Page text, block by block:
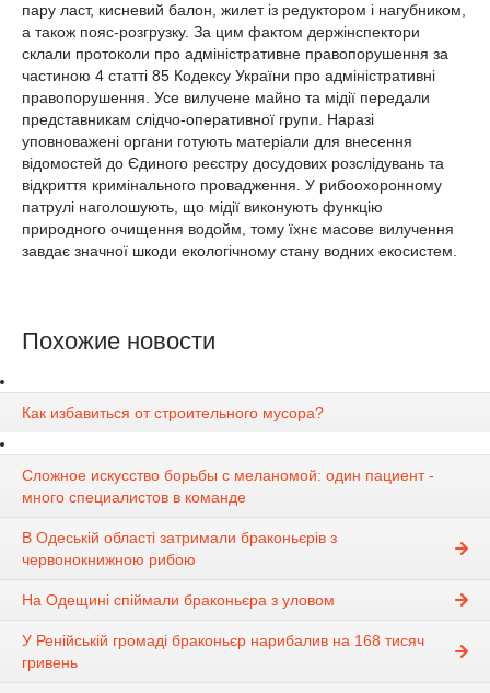
пару ласт, кисневий балон, жилет із редуктором і нагубником,
а також пояс-розгрузку. За цим фактом держінспектори
склали протоколи про адміністративне правопорушення за
частиною 4 статті 85 Кодексу України про адміністративні
правопорушення. Усе вилучене майно та мідії передали
представникам слідчо-оперативної групи. Наразі
уповноважені органи готують матеріали для внесення
відомостей до Єдиного реєстру досудових розслідувань та
відкриття кримінального провадження. У рибоохоронному
патрулі наголошують, що мідії виконують функцію
природного очищення водойм, тому їхнє масове вилучення
завдає значної шкоди екологічному стану водних екосистем.
Похожие новости
Как избавиться от строительного мусора?
Сложное искусство борьбы с меланомой: один пациент -
много специалистов в команде
В Одеській області затримали браконьєрів з
червонокнижною рибою
На Одещині спіймали браконьєра з уловом
У Ренійській громаді браконьєр нарибалив на 168 тисяч
гривень